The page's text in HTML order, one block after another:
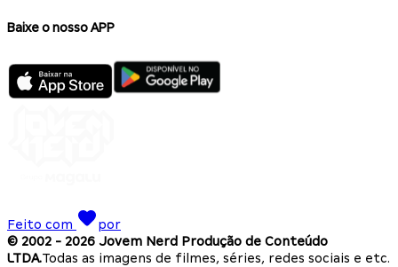
Baixe o nosso APP
Feito com
por
© 2002 - 2026 Jovem Nerd Produção de Conteúdo
LTDA.Todas as imagens de filmes, séries, redes sociais e etc.